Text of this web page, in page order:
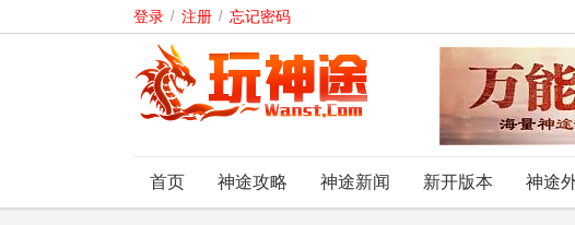
登录 / 注册 / 忘记密码
首页 神途攻略 神途新闻 新开版本 神途